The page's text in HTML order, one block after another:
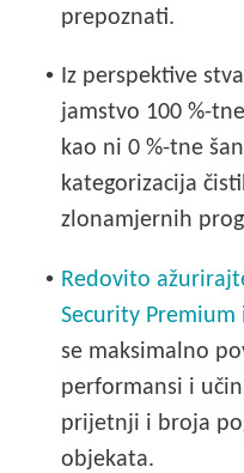
prepoznati.
• Iz perspektive
jamstvo 100 %-
kao ni 0 %-tne
kategorizacija
zlonamjernih
• Redovito
Security
se maksimalno
performansi i
prijetnji i broja
objekata.